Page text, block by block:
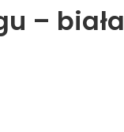
– biała